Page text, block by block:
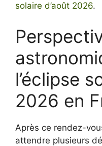
solaire d’août 2026.
l’éclipse
2026 en
Après ce rendez-
attendre plusieurs